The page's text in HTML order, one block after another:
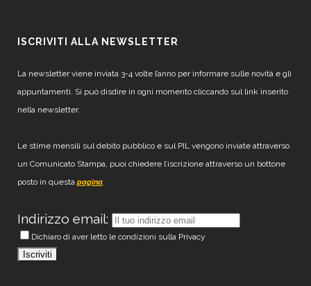
ISCRIVITI ALLA NEWSLETTER
La newsletter viene inviata 3-4 volte l’anno per informare sulle novità e gli
appuntamenti. Si può disdire in ogni momento cliccando sul link inserito
nella newsletter.
Le stime mensili sul debito pubblico e sul PIL vengono inviate attraverso
un Comunicato Stampa, puoi chiedere l’iscrizione attraverso un bottone
posto in questa pagina.
Indirizzo email:
Dichiaro di aver letto le condizioni sulla Privacy